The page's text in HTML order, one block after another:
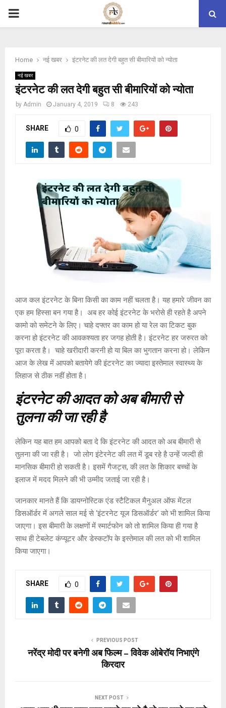
PRIMARY
Home नई खबर इंटरनेट की लत देगी बहुत सी बीमारियों को न्योता
नई खबर
इंटरनेट की लत देगी बहुत सी बीमारियों को न्योता
by Admin January 4, 2019 8 243
SHARE 0
आज कल इंटरनेट के बिना किसी का काम नहीं चलता है। यह हमारे जीवन का
एक हम हिस्सा बन गया है। अब हर कोई इंटरनेट के भरोसे ही रहते है अपने
कामो को समेटने के लिए। चाहे दफ्तर का काम हो या रेल का टिकट बुक
करना हो इंटरनेट की आवकश्यता हर जगह होती है। इंटरनेट हर जरुरत को
पूरा करता है। चाहे खरीदारी करनी हो या बिल का भुगतान करना हो। लेकिन
आज के लेख में आपको बतायेगे की इंटरनेट का ज्यादा इस्तेमाल स्वास्थ्य के
लिहाज से ठीक नहीं होता है।
इंटरनेट की आदत को अब बीमारी से
तुलना की जा रही है
लेकिन यह बात हम आपको बता दे कि इंटरनेट की आदत को अब बीमारी से
तुलना की जा रही है। जो लोग इंटेरनेट की लत में डूब रहे है उन्हें जल्दी ही
मानसिक बीमारी हो सकती है। इसमें गैजट्स, की लत के शिकार बच्‍चों के
इलाज में मदद मिलने की भी उम्‍मीद जताई जा रही है।
जानकार मानते हैं कि डायग्‍नोस्टिक एंड स्‍टैटिकल मैनुअल ऑफ मेंटल
डिसऑर्डर में अगले साल मई से ‘इंटरनेट यूज डिसऑर्डर’ को भी शामिल किया
जाएगा। इस बीमारी के लक्षणों में स्‍मार्टफोन को तो शामिल किया ही गया है
साथ ही टेबलेट कंप्‍यूटर और डेस्‍कटॉप के इस्‍तेमाल की लत को भी शामिल
किया जाएगा।
SHARE 0
PREVIOUS POST
नरेंद्र मोदी पर बनेगी अब फिल्म – विवेक ओबेरॉय निभाएंगे
किरदार
NEXT POST